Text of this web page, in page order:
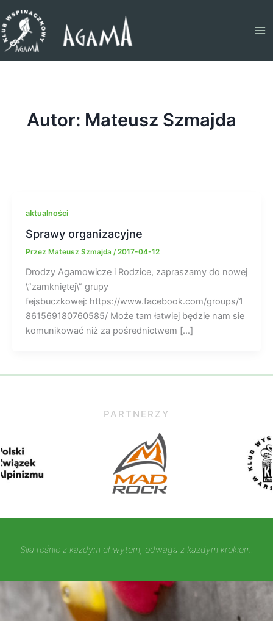
do
treści
Autor: Mateusz Szmajda
aktualności
Sprawy organizacyjne
Przez Mateusz Szmajda /2017-04-12
Drodzy Agamowicze i Rodzice, zapraszamy do nowej
\”zamkniętej\” grupy
fejsbuczkowej: https://www.facebook.com/groups/1
861569180760585/ Może tam łatwiej będzie nam sie
komunikować niż za pośrednictwem […]
PARTNERZY
Siła rośnie z każdym chwytem, odwaga z każdym krokiem.